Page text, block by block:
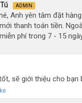
ADMIN
Anh yên tâm đặt
thanh toán tiền.
phí trong 7 - 15
sẽ giới thiệu cho bạn